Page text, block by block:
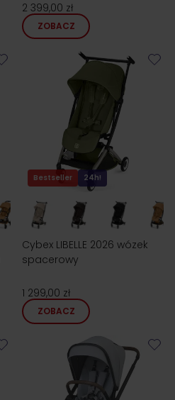
2 399,00 zł
ZOBACZ
Bestseller 24h!
Cybex LIBELLE 2026 wózek
spacerowy
1 299,00 zł
ZOBACZ